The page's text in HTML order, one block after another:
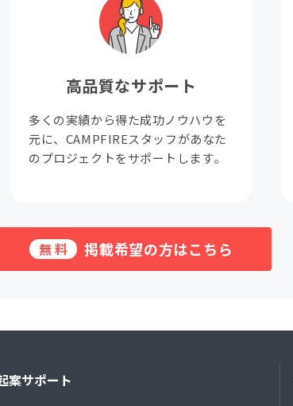
高品質なサポート
多くの実績から得た成功ノウハウを
元に、CAMPFIREスタッフがあなた
のプロジェクトをサポートします。
無料 掲載希望の方はこちら
案サポート